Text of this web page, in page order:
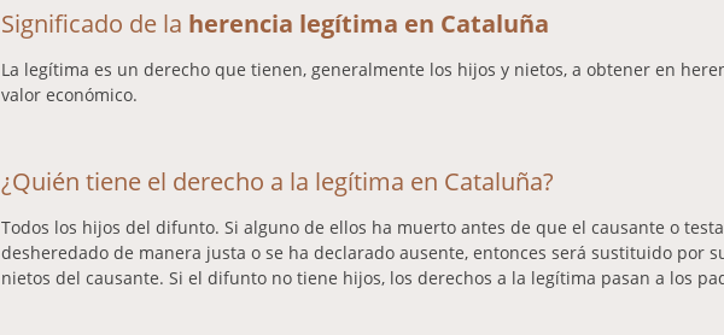
Significado de la herencia legítima en Cataluña
La legítima es un derecho que tienen, generalmente los hijos y nietos, a obtener en
valor económico.
¿Quién tiene el derecho a la legítima en Cataluña?
Todos los hijos del difunto. Si alguno de ellos ha muerto antes de que el causante o
desheredado de manera justa o se ha declarado ausente, entonces será sustituido por
nietos del causante. Si el difunto no tiene hijos, los derechos a la legítima pasan a los